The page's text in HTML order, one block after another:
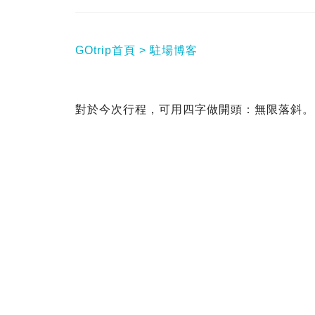
GOtrip首頁 駐場博客
對於今次行程，可用四字做開頭：無限落斜。